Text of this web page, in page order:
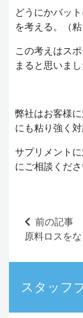
スタッフ
どうにかバッ
を考える。（粘
この考えはス
まると思いまし
弊社はお客様
にも粘り強く
サプリメント
にご相談くださ
前の記事
原料ロスを